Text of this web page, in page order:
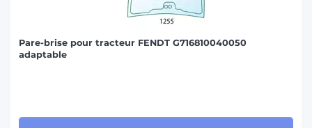
Pare-brise pour tracteur FENDT G716810040050
adaptable